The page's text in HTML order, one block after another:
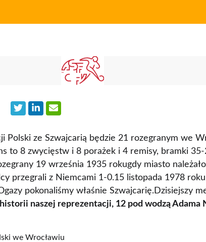
Polski ze Szwajcarią będzie 21 rozegranym we
to 8 zwycięstw i 8 porażek i 4 remisy, bramki 35-
19 września 1935 rokugdy miasto
przegrali z Niemcami 1-0.15 listopada 1978
pokonaliśmy właśnie Szwajcarię.Dzisiejszy
naszej reprezentacji, 12 pod wodzą Adama
we Wrocławiu